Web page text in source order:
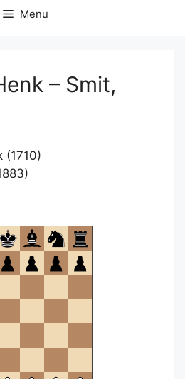
Menu
– Smit,
(1710)
te
openen.